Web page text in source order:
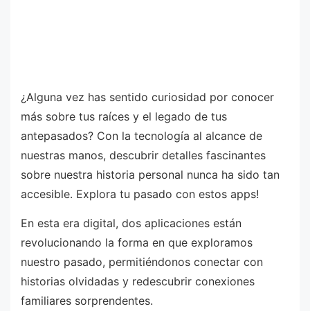
¿Alguna vez has sentido curiosidad por conocer
más sobre tus raíces y el legado de tus
antepasados? Con la tecnología al alcance de
nuestras manos, descubrir detalles fascinantes
sobre nuestra historia personal nunca ha sido tan
accesible. Explora tu pasado con estos apps!
En esta era digital, dos aplicaciones están
revolucionando la forma en que exploramos
nuestro pasado, permitiéndonos conectar con
historias olvidadas y redescubrir conexiones
familiares sorprendentes.